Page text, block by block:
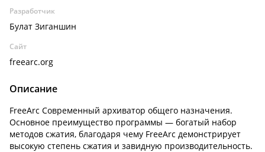
Разработчик
Булат Зиганшин
Сайт
freearc.org
Описание
FreeArc Современный архиватор общего назначения.
Основное преимущество программы — богатый набор
методов сжатия, благодаря чему FreeArc демонстрирует
высокую степень сжатия и завидную производительность.